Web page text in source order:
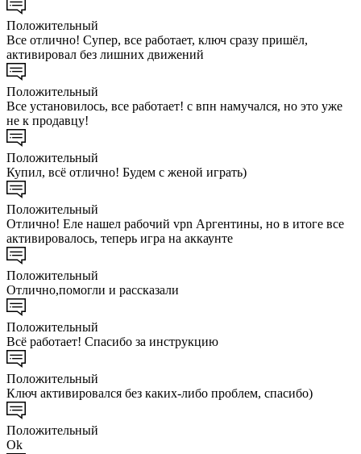
Положительный
Все отлично! Супер, все работает, ключ сразу пришёл,
активировал без лишних движений
Положительный
Все установилось, все работает! с впн намучался, но это уже
не к продавцу!
Положительный
Купил, всё отлично! Будем с женой играть)
Положительный
Отлично! Еле нашел рабочий vpn Аргентины, но в итоге все
активировалось, теперь игра на аккаунте
Положительный
Отлично,помогли и рассказали
Положительный
Всё работает! Спасибо за инструкцию
Положительный
Ключ активировался без каких-либо проблем, спасибо)
Положительный
Ok